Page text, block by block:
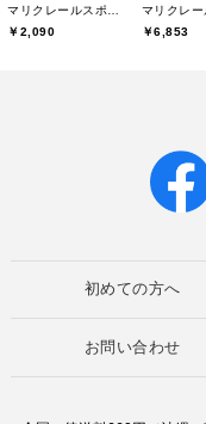
￥2,090
￥6,853
初めての方へ
お問い合わせ